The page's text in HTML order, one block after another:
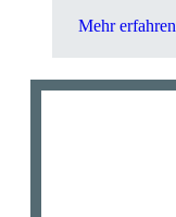
Mehr erfahren